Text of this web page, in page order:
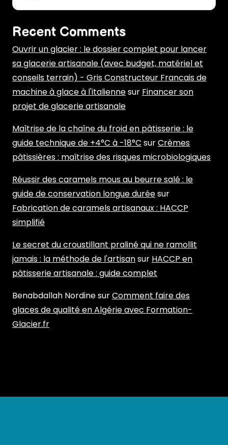
Recent Comments
Ouvrir un glacier : le dossier complet pour lancer
sa glacerie artisanale (avec budget, matériel et
conseils terrain) - Gris Constructeur Francais de
machine à glace à l'italiennesur Financer son
projet de glacerie artisanale
Maîtrise de la chaîne du froid en pâtisserie : le
guide technique de +4°C à -18°C surCrèmes
pâtissières : maîtrise des risques microbiologiques
Réussir des caramels mous au beurre salé : le
guide de conservation longue duréesur
Fabrication de caramels artisanaux : HACCP
simplifié
Le secret du croustillant praliné qui ne ramollit
jamais : la méthode de l'artisansur HACCP en
pâtisserie artisanale : guide complet
Benabdallah NordinesurComment faire des
glaces de qualité en Algérie avec Formation-
Glacier.fr